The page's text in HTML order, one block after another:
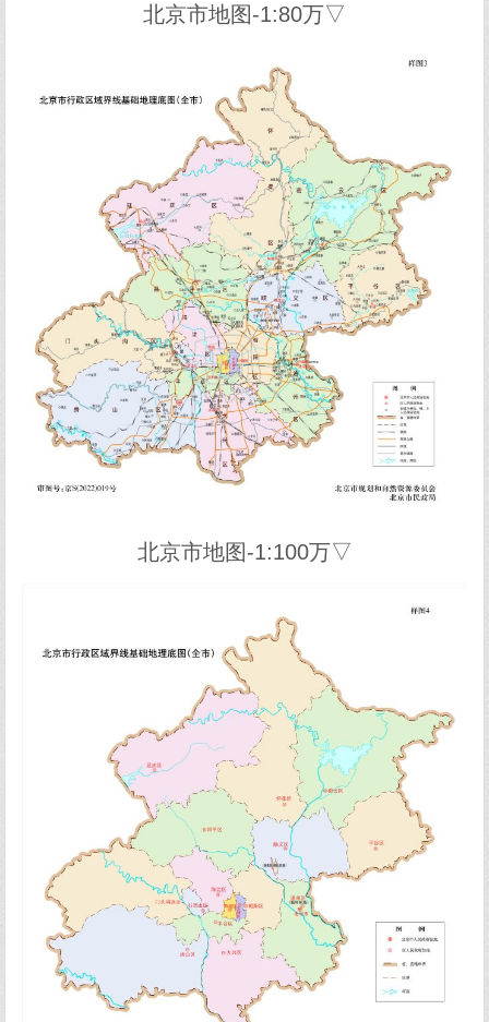
北京市地图-1:80万▽
北京市地图-1:100万▽